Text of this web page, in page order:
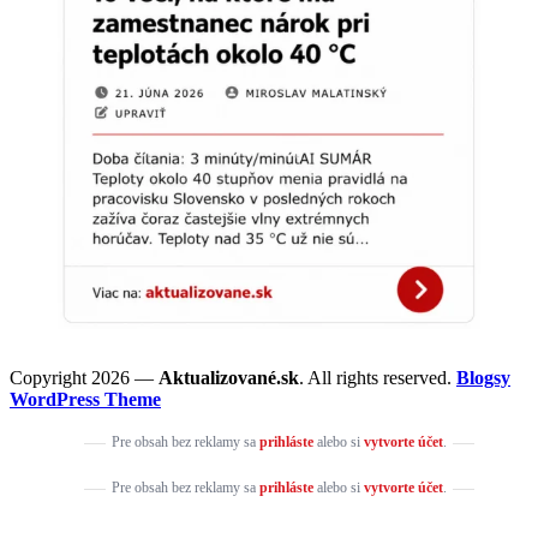
Copyright 2026 — Aktualizované.sk. All rights reserved. Blogsy
WordPress Theme
Pre obsah bez reklamy sa prihlástealebo si vytvorte účet.